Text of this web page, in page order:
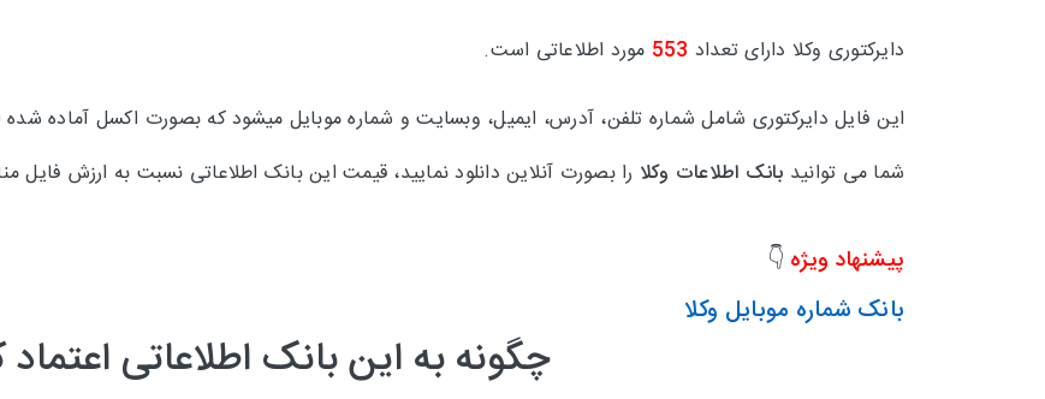
دایرکتوری وکلا دارای تعداد 553 مورد اطلاعاتی است.
این فایل دایرکتوری شامل شماره تلفن، آدرس، ایمیل، وبسایت و شماره موبایل میشود که بصورت اکسل آماده
شما می توانید بانک اطلاعات وکلا را بصورت آنلاین دانلود نمایید، قیمت این بانک اطلاعاتی نسبت به ارزش
پیشنهاد ویژه 👇
بانک شماره موبایل وکلا
چگونه به این بانک اطلاعاتی اعتماد